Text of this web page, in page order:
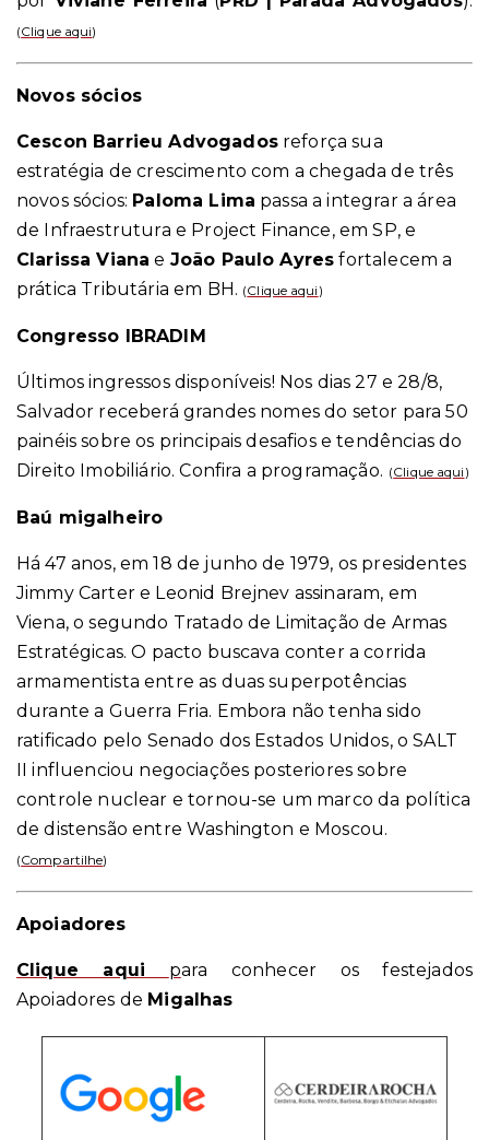
(Clique aqui)
Novos sócios
Cescon Barrieu Advogadosreforça sua
estratégia de crescimento com a chegada de três
novos sócios: Paloma Lima passa a integrar a área
de Infraestrutura e Project Finance, em SP, e
Clarissa Viana e João Paulo Ayres fortalecem a
prática Tributária em BH. (Clique aqui )
Congresso IBRADIM
Últimos ingressos disponíveis! Nos dias 27 e 28/8,
Salvador receberá grandes nomes do setor para 50
painéis sobre os principais desafios e tendências do
Direito Imobiliário. Confira a programação. (Clique aqui )
Baú migalheiro
Há 47 anos, em 18 de junho de 1979, os presidentes
Jimmy Carter e Leonid Brejnev assinaram, em
Viena, o segundo Tratado de Limitação de Armas
Estratégicas. O pacto buscava conter a corrida
armamentista entre as duas superpotências
durante a Guerra Fria. Embora não tenha sido
ratificado pelo Senado dos Estados Unidos, o SALT
II influenciou negociações posteriores sobre
controle nuclear e tornou-se um marco da política
de distensão entre Washington e Moscou.
(Compartilhe)
Apoiadores
Clique aqui para conhecer os festejados
Apoiadores de Migalhas